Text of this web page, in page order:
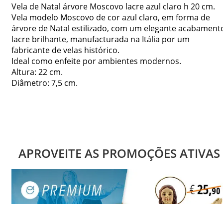
Vela de Natal árvore Moscovo lacre azul claro h 20 cm.
Vela modelo Moscovo de cor azul claro, em forma de
árvore de Natal estilizado, com um elegante
lacre brilhante, manufacturada na Itália por um
fabricante de velas histórico.
Ideal como enfeite por ambientes modernos.
Altura: 22 cm.
Diâmetro: 7,5 cm.
APROVEITE AS PROMOÇÕES ATIVAS